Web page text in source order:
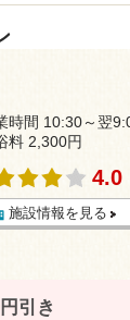
時間 10:30～翌
料 2,300円
4.0
施設情報を見る
引き